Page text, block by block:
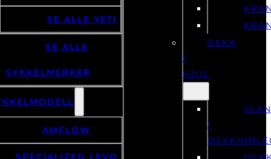
SE ALLE YETI
SE ALLE
SYKKELMERKER
AMFLOW
SPECIALIZED LEVO
DEKK
/
HJUL
/